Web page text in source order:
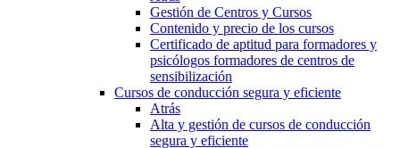
Gestión de Centros y Cursos
Contenido y precio de los cursos
Certificado de aptitud para formadores y
psicólogos formadores de centros de
sensibilización
Cursos de conducción segura y eficiente
Atrás
Alta y gestión de cursos de conducción
segura y eficiente